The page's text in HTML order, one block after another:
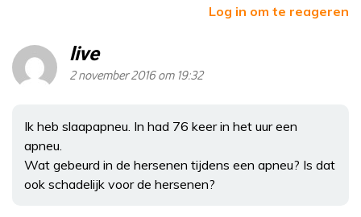
Log in om te reageren
live
2 november 2016 om 19:32
Ik heb slaapapneu. In had 76 keer in het uur een
apneu.
Wat gebeurd in de hersenen tijdens een apneu? Is dat
ook schadelijk voor de hersenen?